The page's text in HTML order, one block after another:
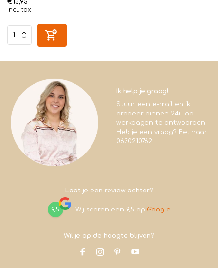
€13,95
Incl. tax
Ik help je graag!
Stuur een e-mail en ik
probeer binnen 24u op
werkdagen te antwoorden.
Heb je een vraag? Bel naar
0630210762
Laat je een review achter?
9,5 Wij scoren een 9,5 op Google
Wil je op de hoogte blijven?